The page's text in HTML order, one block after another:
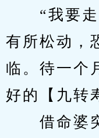
“我要走
有所松动，
临。待一个
好的【九转
借命婆突